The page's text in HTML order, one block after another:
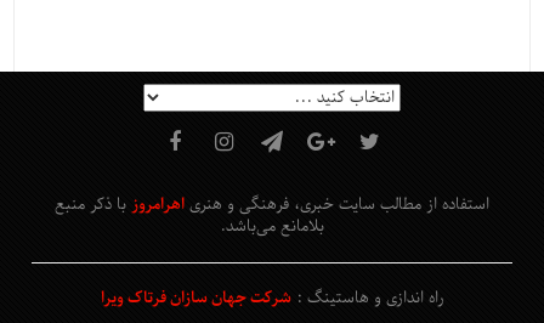
استفاده از مطالب سایت خبری، فرهنگی و هنری اهرامروز با ذکر منبع
بلامانع می‌باشد.
راه اندازی و هاستینگ :شرکت جهان سازان فرتاک ویرا